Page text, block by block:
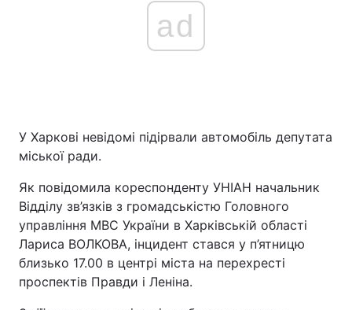
ad
У Харкові невідомі підірвали автомобіль депутата
міської ради.
Як повідомила кореспонденту УНІАН начальник
Відділу зв’язків з громадськістю Головного
управління МВС України в Харківській області
Лариса ВОЛКОВА, інцидент стався у п’ятницю
близько 17.00 в центрі міста на перехресті
проспектів Правди і Леніна.